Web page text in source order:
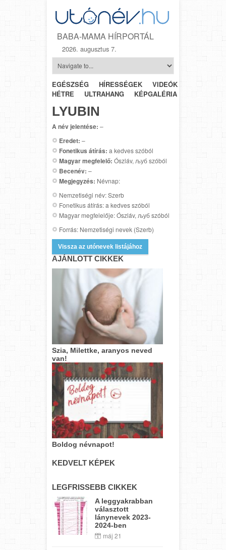
BABA-MAMA HÍRPORTÁL
2026. augusztus 7.
EGÉSZSÉG HÍRESSÉGEK VIDEÓK
HÉTRŐL-
HÉTRE
ULTRAHANG KÉPGALÉRIA
LYUBIN
A név jelentése: –
Eredet: –
Fonetikus átírás: a kedves szóból
Magyar megfelelő: Ószláv, љуб szóból
Becenév: –
Megjegyzés: Névnap:
Nemzetiségi név: Szerb
Fonetikus átírás: a kedves szóból
Magyar megfelelője: Ószláv, љуб szóból
Forrás: Nemzetiségi nevek (Szerb)
Vissza az utónevek listájához
AJÁNLOTT CIKKEK
Szia, Milettke, aranyos neved
van!
Boldog névnapot!
KEDVELT KÉPEK
LEGFRISSEBB CIKKEK
A leggyakrabban
választott
lánynevek 2023-
2024-ben
máj 21